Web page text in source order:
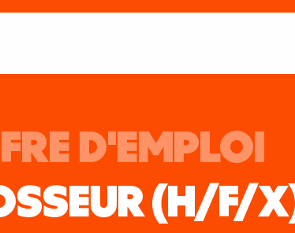
D'EMPLOI
(H/F/